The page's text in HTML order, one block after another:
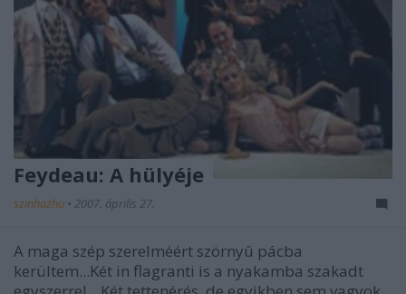
Feydeau: A hülyéje
szinhazhu • 2007. április 27.
A maga szép szerelméért szörnyû pácba
kerültem...Két in flagranti is a nyakamba szakadt